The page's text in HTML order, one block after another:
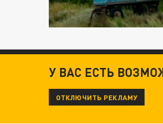
У ВАС ЕСТЬ
ОТКЛЮЧИТЬ РЕКЛАМУ